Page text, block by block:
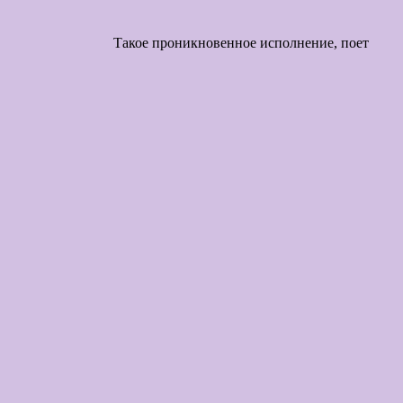
исполнение, поет